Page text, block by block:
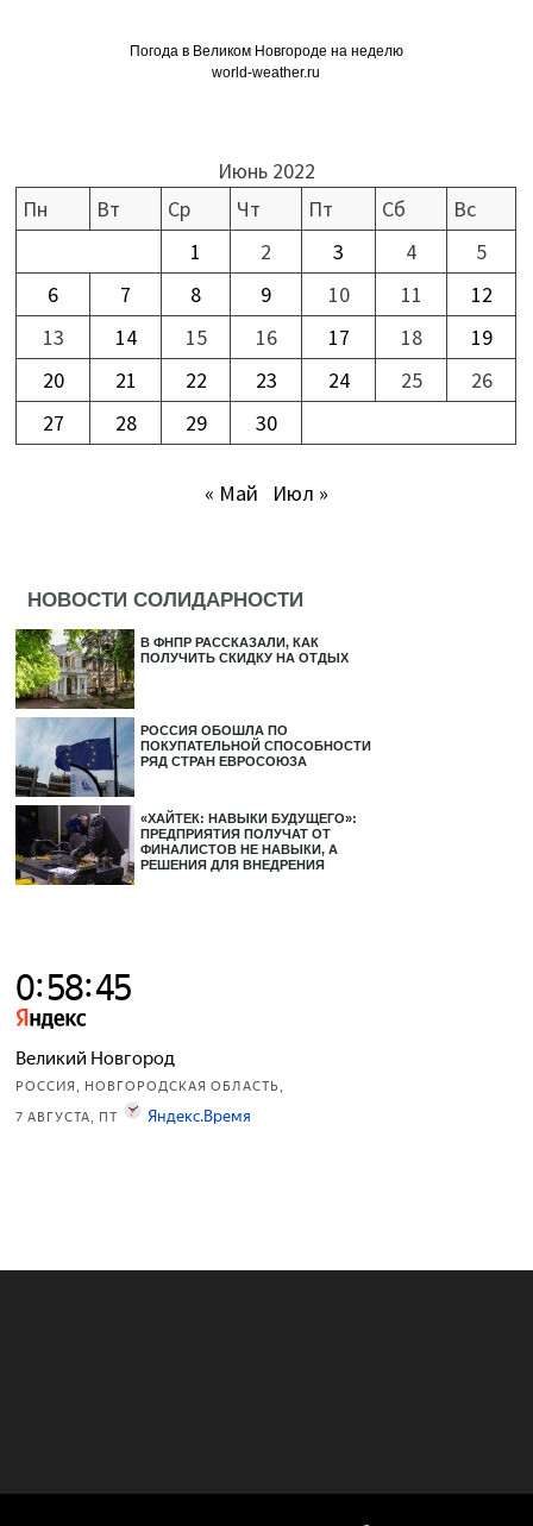
Погода в Великом Новгороде на неделю
world-weather.ru
Июнь 2022
Пн
Вт Ср Чт Пт Сб
Вс
1
2 3 4
5
6
7 8 9 10 11
12
13
14 15 16 17 18
19
20
21 22 23 24 25
26
27
28 29 30
« Май Июл »
НОВОСТИ СОЛИДАРНОСТИ
В ФНПР РАССКАЗАЛИ, КАК
ПОЛУЧИТЬ СКИДКУ НА ОТДЫХ
РОССИЯ ОБОШЛА ПО
ПОКУПАТЕЛЬНОЙ СПОСОБНОСТИ
РЯД СТРАН ЕВРОСОЮЗА
«ХАЙТЕК: НАВЫКИ БУДУЩЕГО»:
ПРЕДПРИЯТИЯ ПОЛУЧАТ ОТ
ФИНАЛИСТОВ НЕ НАВЫКИ, А
РЕШЕНИЯ ДЛЯ ВНЕДРЕНИЯ